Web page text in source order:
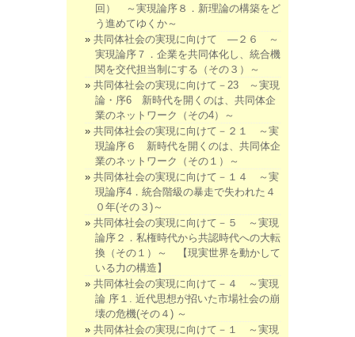
回） ～実現論序８．新理論の構築をど
う進めてゆくか～
共同体社会の実現に向けて ―２６ ～
実現論序７．企業を共同体化し、統合機
関を交代担当制にする（その３）～
共同体社会の実現に向けて－23 ～実現
論・序6 新時代を開くのは、共同体企
業のネットワーク（その4）～
共同体社会の実現に向けて－２１ ～実
現論序６ 新時代を開くのは、共同体企
業のネットワーク（その１）～
共同体社会の実現に向けて－１４ ～実
現論序4．統合階級の暴走で失われた４
０年(その３)～
共同体社会の実現に向けて－５ ～実現
論序２．私権時代から共認時代への大転
換（その１）～ 【現実世界を動かして
いる力の構造】
共同体社会の実現に向けて－４ ～実現
論 序１. 近代思想が招いた市場社会の崩
壊の危機(その４) ～
共同体社会の実現に向けて－１ ～実現